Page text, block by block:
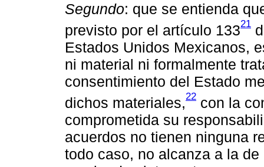
Segundo: que se entienda
previsto por el artículo 13321
Estados Unidos Mexicanos,
ni material ni formalmente
consentimiento del Estado
dichos materiales,22 con la
comprometida su
acuerdos no tienen ninguna
todo caso, no alcanza a la